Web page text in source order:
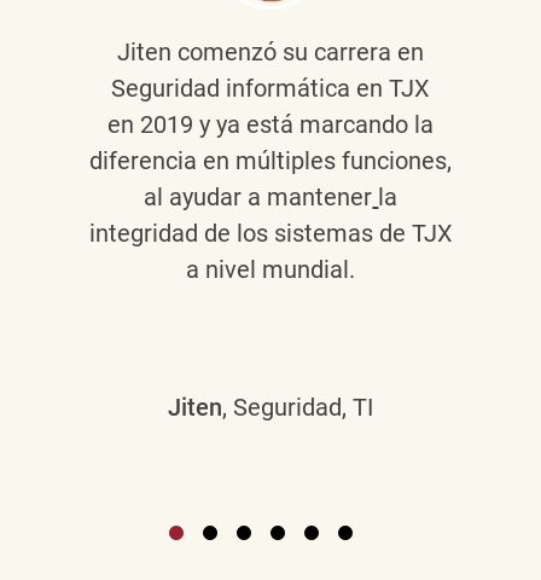
Jiten comenzó su carrera en
Seguridad informática en TJX
en 2019 y ya está marcando la
diferencia en múltiples funciones,
al ayudar a mantener la
integridad de los sistemas de TJX
a nivel mundial.
Jiten, Seguridad, TI